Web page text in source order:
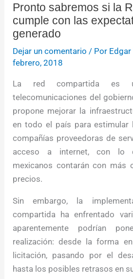
Pronto sabremos si la
cumple con las
generado
Dejar un comentario / Por Edgar
febrero, 2018
La red compartida es
telecomunicaciones del
propone mejorar la
en todo el país para estimular
compañías proveedoras de
acceso a internet, con lo
mexicanos contarán con más
precios.
Sin embargo, la
compartida ha enfrentado
aparentemente podrían
realización: desde la forma
licitación, pasando por el
hasta los posibles retrasos en